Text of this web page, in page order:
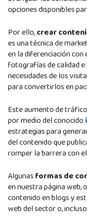
opciones disponibles
Por ello,crear
es una técnica de
en la diferenciación
fotografías de calidad
necesidades de los
para convertirlos en
Este aumento de
por medio del conocido
estrategias para
del contenido que
romper la barrera con
Algunas formas de
en nuestra página web,
contenido en blogs y
web del sector o,